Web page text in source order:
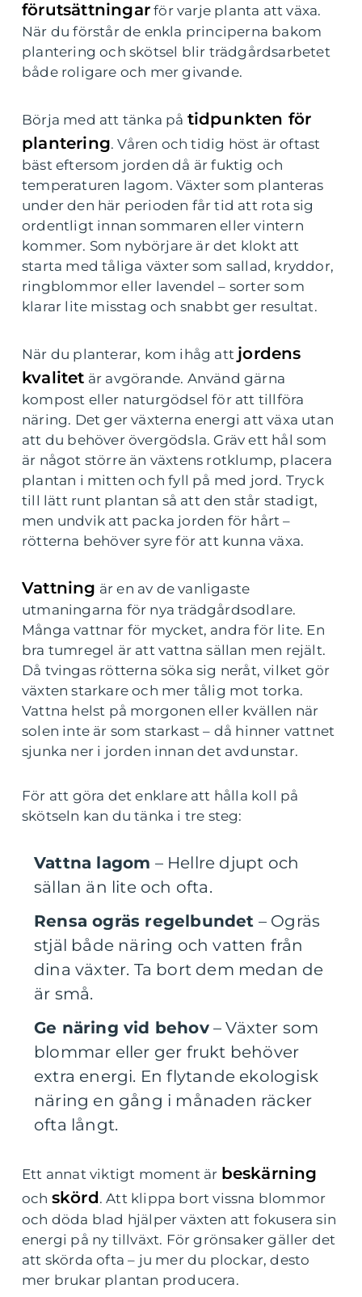
förutsättningar för varje planta att växa.
När du förstår de enkla principerna bakom
plantering och skötsel blir trädgårdsarbetet
både roligare och mer givande.
Börja med att tänka på tidpunkten för
plantering. Våren och tidig höst är oftast
bäst eftersom jorden då är fuktig och
temperaturen lagom. Växter som planteras
under den här perioden får tid att rota sig
ordentligt innan sommaren eller vintern
kommer. Som nybörjare är det klokt att
starta med tåliga växter som sallad, kryddor,
ringblommor eller lavendel – sorter som
klarar lite misstag och snabbt ger resultat.
När du planterar, kom ihåg att jordens
kvalitet är avgörande. Använd gärna
kompost eller naturgödsel för att tillföra
näring. Det ger växterna energi att växa utan
att du behöver övergödsla. Gräv ett hål som
är något större än växtens rotklump, placera
plantan i mitten och fyll på med jord. Tryck
till lätt runt plantan så att den står stadigt,
men undvik att packa jorden för hårt –
rötterna behöver syre för att kunna växa.
Vattning är en av de vanligaste
utmaningarna för nya trädgårdsodlare.
Många vattnar för mycket, andra för lite. En
bra tumregel är att vattna sällan men rejält.
Då tvingas rötterna söka sig neråt, vilket gör
växten starkare och mer tålig mot torka.
Vattna helst på morgonen eller kvällen när
solen inte är som starkast – då hinner vattnet
sjunka ner i jorden innan det avdunstar.
För att göra det enklare att hålla koll på
skötseln kan du tänka i tre steg:
Vattna lagom – Hellre djupt och
sällan än lite och ofta.
Rensa ogräs regelbundet – Ogräs
stjäl både näring och vatten från
dina växter. Ta bort dem medan de
är små.
Ge näring vid behov– Växter som
blommar eller ger frukt behöver
extra energi. En flytande ekologisk
näring en gång i månaden räcker
ofta långt.
Ett annat viktigt moment är beskärning
och skörd. Att klippa bort vissna blommor
och döda blad hjälper växten att fokusera sin
energi på ny tillväxt. För grönsaker gäller det
att skörda ofta – ju mer du plockar, desto
mer brukar plantan producera.